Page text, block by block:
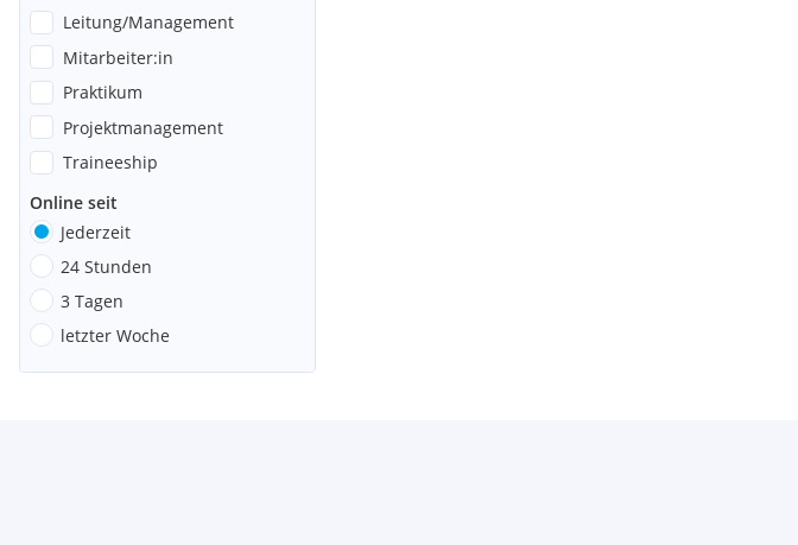
Leitung/Management
Mitarbeiter:in
Praktikum
Projektmanagement
Traineeship
Online seit
Jederzeit
24 Stunden
3 Tagen
letzter Woche